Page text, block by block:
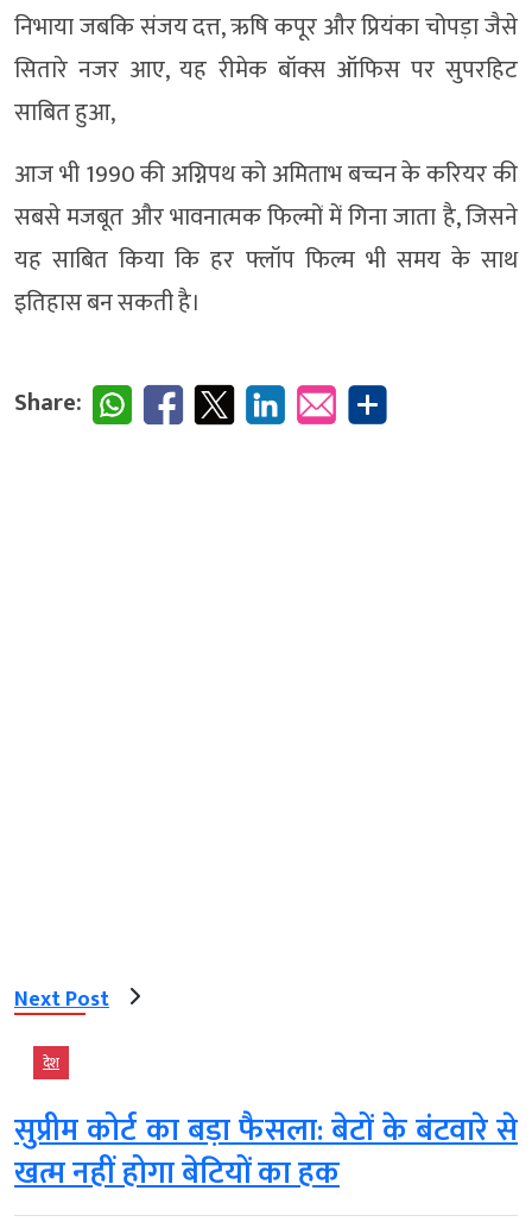
निभाया जबकि संजय दत्त, ऋषि कपूर और प्रियंका चोपड़ा जैसे
सितारे नजर आए, यह रीमेक बॉक्स ऑफिस पर सुपरहिट
साबित हुआ,
आज भी 1990 की अग्निपथ को अमिताभ बच्चन के करियर की
सबसे मजबूत और भावनात्मक फिल्मों में गिना जाता है, जिसने
यह साबित किया कि हर फ्लॉप फिल्म भी समय के साथ
इतिहास बन सकती है।
Share:
Next Post
देश
सुप्रीम कोर्ट का बड़ा फैसला: बेटों के बंटवारे से
खत्म नहीं होगा बेटियों का हक